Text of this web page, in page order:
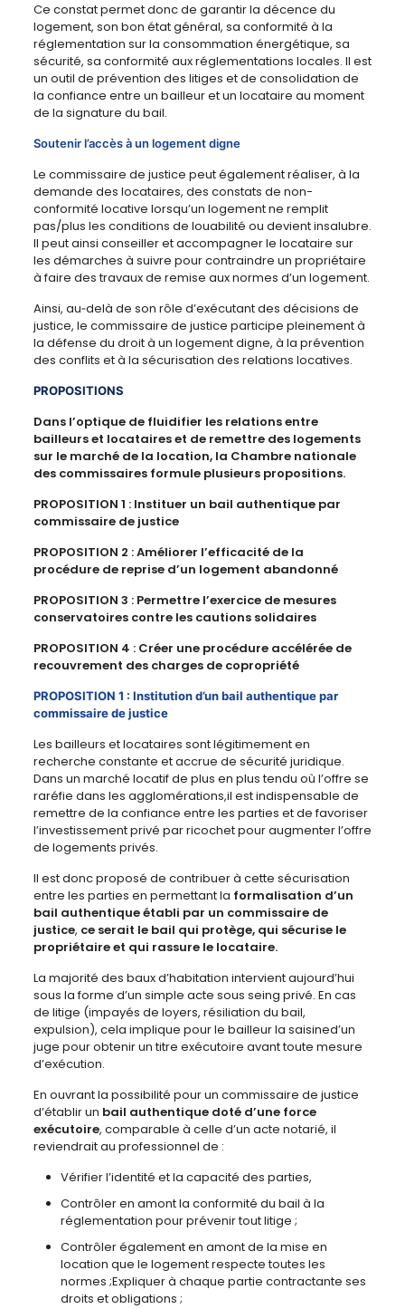
Ce constat permet donc de garantir la décence du
logement, son bon état général, sa conformité à la
réglementation sur la consommation énergétique, sa
sécurité, sa conformité aux réglementations locales. Il est
un outil de prévention des litiges et de consolidation de
la confiance entre un bailleur et un locataire au moment
de la signature du bail.
Soutenir l’accès à un logement digne
Le commissaire de justice peut également réaliser, à la
demande des locataires, des constats de non-
conformité locative lorsqu’un logement ne remplit
pas/plus les conditions de louabilité ou devient insalubre.
Il peut ainsi conseiller et accompagner le locataire sur
les démarches à suivre pour contraindre un propriétaire
à faire des travaux de remise aux normes d’un logement.
Ainsi, au‑delà de son rôle d’exécutant des décisions de
justice, le commissaire de justice participe pleinement à
la défense du droit à un logement digne, à la prévention
des conflits et à la sécurisation des relations locatives.
PROPOSITIONS
Dans l’optique de fluidifier les relations entre
bailleurs et locataires et de remettre des logements
sur le marché de la location, la Chambre nationale
des commissaires formule plusieurs propositions.
PROPOSITION 1 : Instituer un bail authentique par
commissaire de justice
PROPOSITION 2 : Améliorer l’efficacité de la
procédure de reprise d’un logement abandonné
PROPOSITION 3 : Permettre l’exercice de mesures
conservatoires contre les cautions solidaires
PROPOSITION 4 : Créer une procédure accélérée de
recouvrement des charges de copropriété
PROPOSITION 1 : Institution d’un bail authentique par
commissaire de justice
Les bailleurs et locataires sont légitimement en
recherche constante et accrue de sécurité juridique.
Dans un marché locatif de plus en plus tendu où l’offre se
raréfie dans les agglomérations,il est indispensable de
remettre de la confiance entre les parties et de favoriser
l’investissement privé par ricochet pour augmenter l’offre
de logements privés.
Il est donc proposé de contribuer à cette sécurisation
entre les parties en permettant la formalisation d’un
bail authentique établi par un commissaire de
justice, ce serait le bail qui protège, qui sécurise le
propriétaire et qui rassure le locataire.
La majorité des baux d’habitation intervient aujourd’hui
sous la forme d’un simple acte sous seing privé. En cas
de litige (impayés de loyers, résiliation du bail,
expulsion), cela implique pour le bailleur la saisined’un
juge pour obtenir un titre exécutoire avant toute mesure
d’exécution.
En ouvrant la possibilité pour un commissaire de justice
d’établir un bail authentique doté d’une force
exécutoire, comparable à celle d’un acte notarié, il
reviendrait au professionnel de :
Vérifier l’identité et la capacité des parties,
Contrôler en amont la conformité du bail à la
réglementation pour prévenir tout litige ;
Contrôler également en amont de la mise en
location que le logement respecte toutes les
normes ;Expliquer à chaque partie contractante ses
droits et obligations ;